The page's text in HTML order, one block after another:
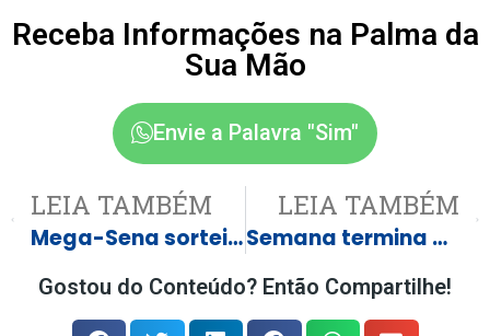
Receba Informações na Palma da
Sua Mão
Envie a Palavra "Sim"
LEIA TAMBÉM
Mega-Sena sorteia prêmio acumulado milionário nesta quinta-feira; veja detalhes
LEIA TAMBÉM
Semana termina com 154 vagas de emprego em Três Lagoas e região
Gostou do Conteúdo? Então Compartilhe!